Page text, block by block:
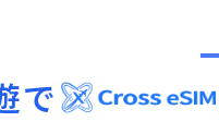
で